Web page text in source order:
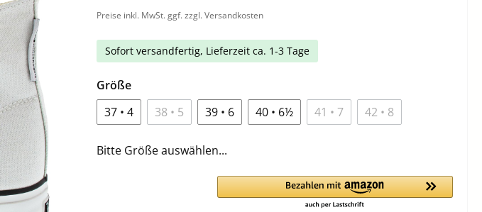
Preise inkl. MwSt. ggf. zzgl. Versandkosten
Sofort versandfertig, Lieferzeit ca. 1-3 Tage
Größe
37 • 4
38 • 5 39 • 6 40 • 6½ 41 • 7 42 • 8
Bitte Größe auswählen...